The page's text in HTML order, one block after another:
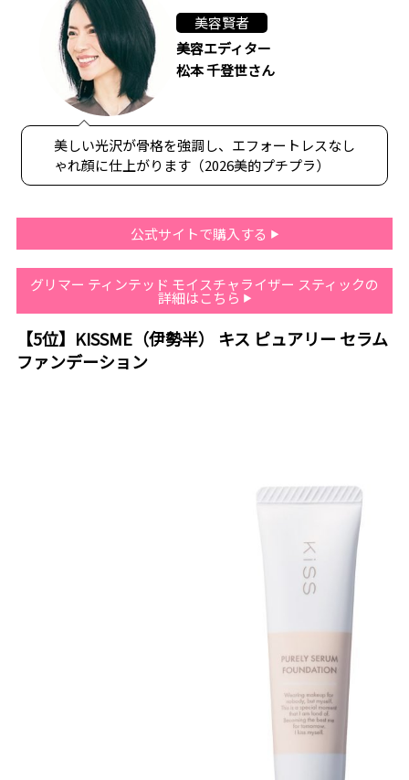
美容賢者
美容エディター
松本 千登世さん
美しい光沢が骨格を強調し、エフォートレスなし
ゃれ顔に仕上がります（2026美的プチプラ）
公式サイトで購入する
グリマー ティンテッド モイスチャライザー スティックの
詳細はこちら
【5位】KISSME（伊勢半） キス ピュアリー セラム
ファンデーション